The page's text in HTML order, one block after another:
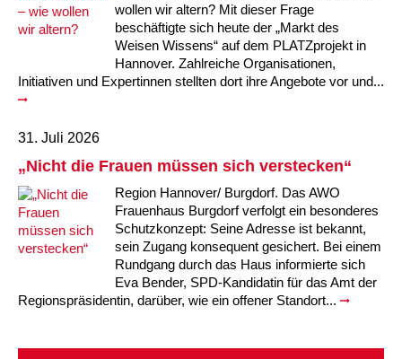
wollen wir altern? Mit dieser Frage
beschäftigte sich heute der „Markt des
Weisen Wissens“ auf dem PLATZprojekt in
Hannover. Zahlreiche Organisationen,
Initiativen und Expertinnen stellten dort ihre Angebote vor und...
31. Juli 2026
„Nicht die Frauen müssen sich verstecken“
Region Hannover/ Burgdorf. Das AWO
Frauenhaus Burgdorf verfolgt ein besonderes
Schutzkonzept: Seine Adresse ist bekannt,
sein Zugang konsequent gesichert. Bei einem
Rundgang durch das Haus informierte sich
Eva Bender, SPD-Kandidatin für das Amt der
Regionspräsidentin, darüber, wie ein offener Standort...